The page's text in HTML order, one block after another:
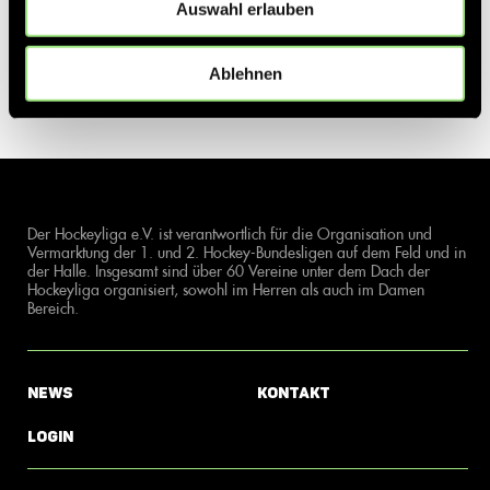
Auswahl erlauben
Ablehnen
Der Hockeyliga e.V. ist verantwortlich für die Organisation und
Vermarktung der 1. und 2. Hockey-Bundesligen auf dem Feld und in
der Halle. Insgesamt sind über 60 Vereine unter dem Dach der
Hockeyliga organisiert, sowohl im Herren als auch im Damen
Bereich.
News
Login
Kontakt